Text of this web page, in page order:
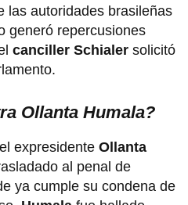
las autoridades brasileñas
generó repercusiones
canciller Schialer solicitó
Ollanta Humala?
expresidente Ollanta
al penal de
ya cumple su condena de